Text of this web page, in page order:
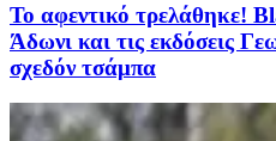
Το αφεντικό τρελάθηκε!
Άδωνι και τις εκδόσεις
σχεδόν τσάμπα